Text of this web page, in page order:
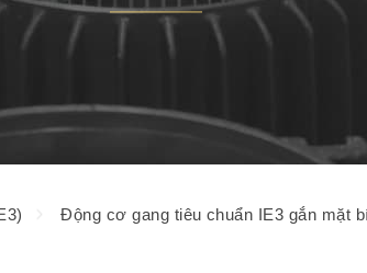
Động cơ gang tiêu chuẩn IE3 gắn mặt